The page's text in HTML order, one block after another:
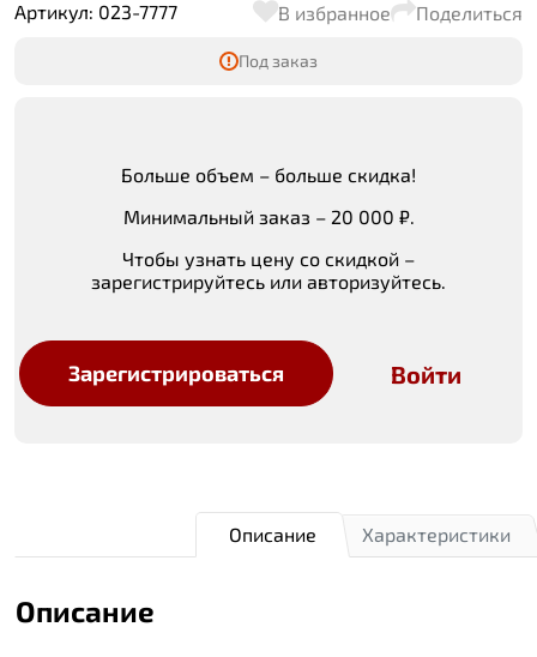
Артикул: 023-7777 В избранное Поделиться
Под заказ
Больше объем – больше скидка!
Минимальный заказ – 20 000 ₽.
Чтобы узнать цену со скидкой –
зарегистрируйтесь или авторизуйтесь.
Зарегистрироваться Войти
Характеристики
Описание
Описание